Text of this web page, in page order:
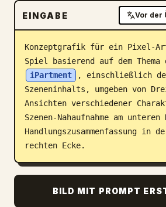
Preise
Download
Blog
Updates
EINGABE Vor der
Konzeptgrafik für ein Pixel-
Spiel basierend auf dem Thema
iPartment
, einschließlich
Szeneninhalts, umgeben von
Ansichten verschiedener
Szenen-Nahaufnahme am
Handlungszusammenfassung in
rechten Ecke.
BILD MIT PROMPT